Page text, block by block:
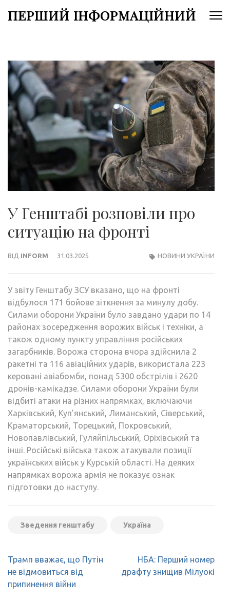
доПЕРШИЙ ІНФОРМАЦІЙНИЙ
У Генштабі розповіли про
ситуацію на фронті
ВІД INFORM 31.03.2025 НОВИНИ УКРАЇНИ
У звіту Генштабу ЗСУ вказано, що на фронті
відбулося 171 бойове зіткнення за минулу добу.
Силами оборони України було завдано удари по 14
районах зосередження ворожих військ і техніки, а
також одному пункту управління російських
загарбників. Ворожа сторона вчора здійснила 2
ракетні та 116 авіаційних ударів, використала 223
керовані авіабомби, понад 5300 обстрілів і 2620
дронів-камікадзе. Силами оборони України були
відбиті атаки на різних напрямках, включаючи
Харківський, Куп’янський, Лиманський, Сіверський,
Краматорський, Торецький, Покровський,
Новопавлівський, Гуляйпільський, Оріхівський та
інші. Російські війська також атакували позиції
українських військ у Курській області. На деяких
напрямках ворожа армія не показує ознак
підготовки до наступу.
Зведення генштабу Україна
Навігація
записів
Трамп вважає, що Путін
не відмовиться від
припинення війни
НБА: Перший номер
драфту знищив Мілуокі